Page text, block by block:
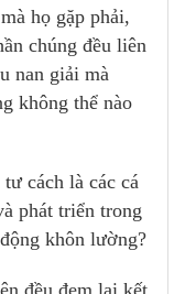
họ gặp phải,
chúng đều liên
nan giải mà
không thể nào
cách là các cá
phát triển trong
khôn lường?
đều đem lại kết